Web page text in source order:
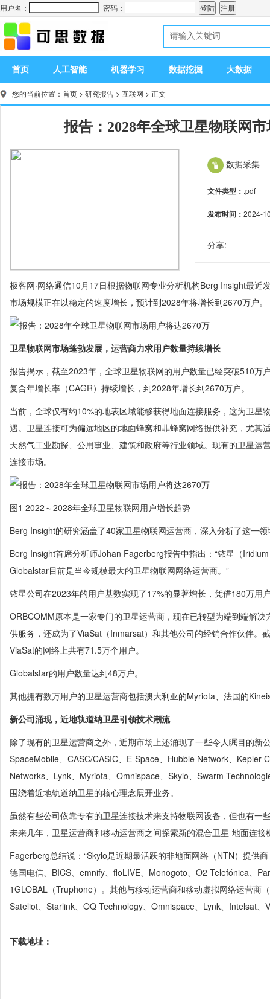
用户名： 密码：
首页 人工智能 机器学习 数据挖掘 大数据
您的当前位置： 首页 > 研究报告 > 互联网 > 正文
报告：2028年全球卫星物联网
数据采集
文件类型： .pdf
发布时间： 2024-
分享:
极客网·网络通信10月17日根据物联网专业分析机构Berg Insight最近
市场规模正在以稳定的速度增长，预计到2028年将增长到2670万户。
卫星物联网市场蓬勃发展，运营商力求用户数量持续增长
报告揭示，截至2023年，全球卫星物联网的用户数量已经突破510万
复合年增长率（CAGR）持续增长，到2028年增长到2670万户。
当前，全球仅有约10%的地表区域能够获得地面连接服务，这为卫星
遇。卫星连接可为偏远地区的地面蜂窝和非蜂窝网络提供补充，尤其
天然气工业勘探、公用事业、建筑和政府等行业领域。现有的卫星运
连接市场。
图1 2022～2028年全球卫星物联网用户增长趋势
Berg Insight的研究涵盖了40家卫星物联网运营商，深入分析了这一
Berg Insight首席分析师Johan Fagerberg报告中指出：“铱星（
Globalstar目前是当今规模最大的卫星物联网网络运营商。”
铱星公司在2023年的用户基数实现了17%的显著增长，凭借180万用
ORBCOMM原本是一家专门的卫星运营商，现在已转型为端到端解
供服务，还成为了ViaSat（Inmarsat）和其他公司的经销合作伙伴。
ViaSat的网络上共有71.5万个用户。
Globalstar的用户数量达到48万户。
其他拥有数万用户的卫星运营商包括澳大利亚的Myriota、法国的
新公司涌现，近地轨道纳卫星引领技术潮流
除了现有的卫星运营商之外，近期市场上还涌现了一些令人瞩目的新
SpaceMobile、CASC/CASIC、E-Space、Hubble Network、Kepler
Networks、Lynk、Myriota、Omnispace、Skylo、Swarm
围绕着近地轨道纳卫星的核心理念展开业务。
虽然有些公司依靠专有的卫星连接技术来支持物联网设备，但也有一
未来几年，卫星运营商和移动运营商之间探索新的混合卫星-地面连
Fagerberg总结说：“Skylo是近期最活跃的非地面网络（NTN）提供
德国电信、BICS、emnify、floLIVE、Monogoto、O2 Telefónica、
1GLOBAL（Truphone）。其他与移动运营商和移动虚拟网络运营商
Sateliot、Starlink、OQ Technology、Omnispace、Lynk、Intelsat、
下载地址：